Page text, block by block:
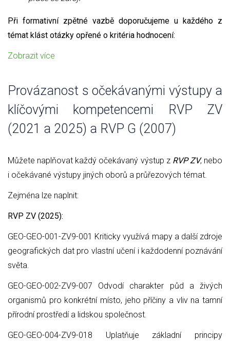
Při formativní zpětné vazbě doporučujeme u každého z
témat klást otázky opřené o kritéria hodnocení:
Zobrazit více
Provázanost s očekávanými výstupy a
klíčovými kompetencemi RVP ZV
(2021 a 2025) a RVP G (2007)
Můžete naplňovat každý očekávaný výstup z RVP ZV, nebo
i očekávané výstupy jiných oborů a průřezových témat.
Zejména lze naplnit:
RVP ZV (2025):
GEO-GEO-001-ZV9-001 Kriticky využívá mapy a další zdroje
geografických dat pro vlastní učení i každodenní poznávání
světa.
GEO-GEO-002-ZV9-007 Odvodí charakter půd a živých
organismů pro konkrétní místo, jeho příčiny a vliv na tamní
přírodní prostředí a lidskou společnost.
GEO-GEO-004-ZV9-018 Uplatňuje základní principy